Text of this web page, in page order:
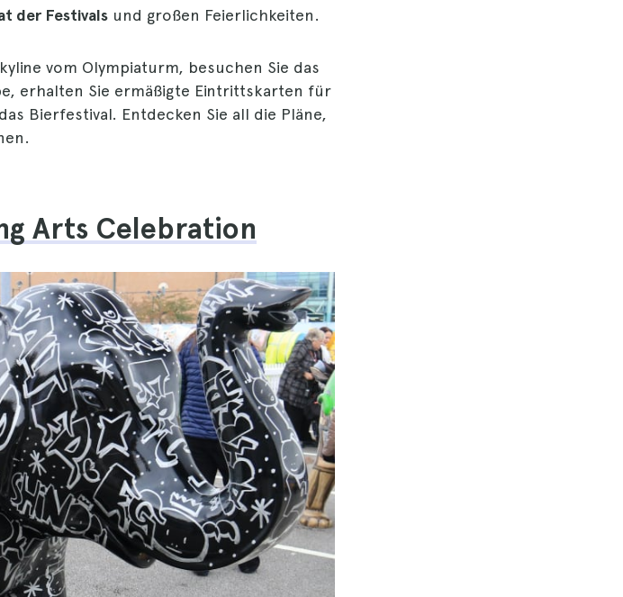
der Festivals und großen Feierlichkeiten.
vom Olympiaturm, besuchen Sie das
erhalten Sie ermäßigte Eintrittskarten für
Bierfestival. Entdecken Sie all die Pläne,
Arts Celebration